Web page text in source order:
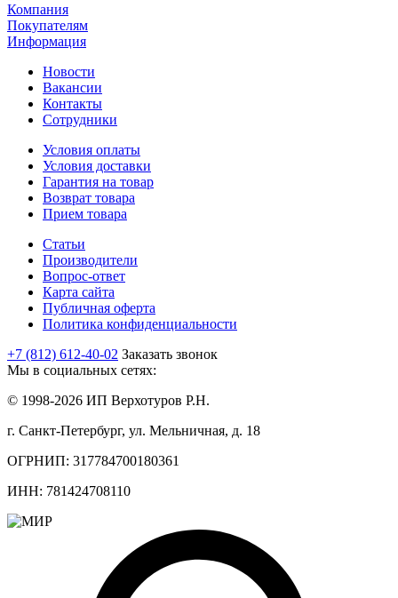
Компания
Покупателям
Информация
Новости
Вакансии
Контакты
Сотрудники
Условия оплаты
Условия доставки
Гарантия на товар
Возврат товара
Прием товара
Статьи
Производители
Вопрос-ответ
Карта сайта
Публичная оферта
Политика конфиденциальности
+7 (812) 612-40-02 Заказать звонок
Мы в социальных сетях:
© 1998-2026 ИП Верхотуров Р.Н.
г. Санкт-Петербург, ул. Мельничная, д. 18
ОГРНИП: 317784700180361
ИНН: 781424708110